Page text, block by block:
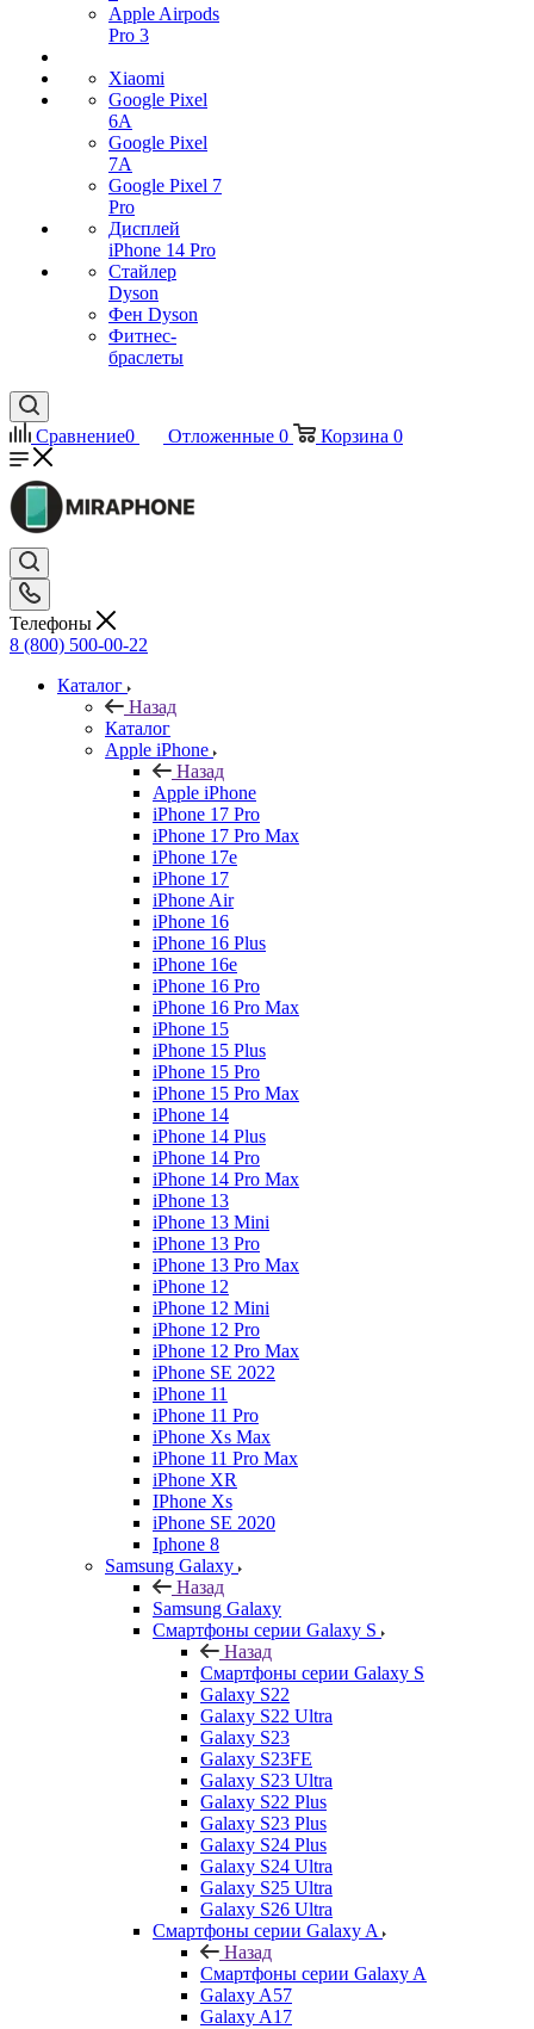
Apple Airpods
Pro 3
Xiaomi
Google Pixel
6A
Google Pixel
7А
Google Pixel 7
Pro
Дисплей
iPhone 14 Pro
Стайлер
Dyson
Фен Dyson
Фитнес-
браслеты
Сравнение0 Отложенные 0 Корзина 0
Телефоны
8 (800) 500-00-22
Каталог
Назад
Каталог
Apple iPhone
Назад
Apple iPhone
iPhone 17 Pro
iPhone 17 Pro Max
iPhone 17e
iPhone 17
iPhone Air
iPhone 16
iPhone 16 Plus
iPhone 16e
iPhone 16 Pro
iPhone 16 Pro Max
iPhone 15
iPhone 15 Plus
iPhone 15 Pro
iPhone 15 Pro Max
iPhone 14
iPhone 14 Plus
iPhone 14 Pro
iPhone 14 Pro Max
iPhone 13
iPhone 13 Mini
iPhone 13 Pro
iPhone 13 Pro Max
iPhone 12
iPhone 12 Mini
iPhone 12 Pro
iPhone 12 Pro Max
iPhone SE 2022
iPhone 11
iPhone 11 Pro
iPhone Xs Max
iPhone 11 Pro Max
iPhone XR
IPhone Xs
iPhone SE 2020
Iphone 8
Samsung Galaxy
Назад
Samsung Galaxy
Смартфоны серии Galaxy S
Назад
Смартфоны серии Galaxy S
Galaxy S22
Galaxy S22 Ultra
Galaxy S23
Galaxy S23FE
Galaxy S23 Ultra
Galaxy S22 Plus
Galaxy S23 Plus
Galaxy S24 Plus
Galaxy S24 Ultra
Galaxy S25 Ultra
Galaxy S26 Ultra
Смартфоны серии Galaxy A
Назад
Смартфоны серии Galaxy A
Galaxy A57
Galaxy A17